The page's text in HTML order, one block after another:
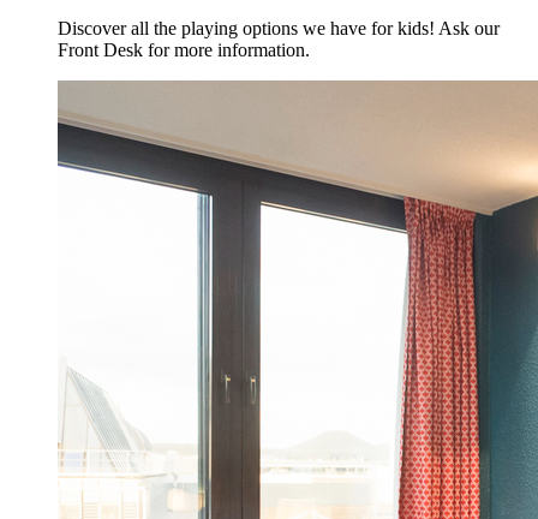
Discover all the playing options we have for kids! Ask our
Front Desk for more information.